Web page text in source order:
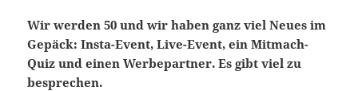
Wir werden 50 und wir haben ganz viel Neues im
Gepäck: Insta-Event, Live-Event, ein Mitmach-
Quiz und einen Werbepartner. Es gibt viel zu
besprechen.